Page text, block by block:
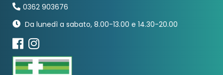
0362 903676
Da lunedì a sabato, 8.00-13.00 e 14.30-20.00